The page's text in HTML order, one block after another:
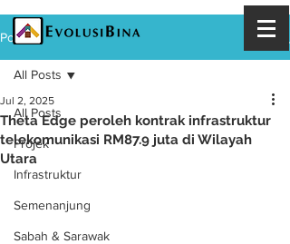
Post
All Posts
Projek
Infrastruktur
Semenanjung
Sabah & Sarawak
All Posts
Theta Edge peroleh kontrak infrastruktur
telekomunikasi RM87.9 juta di Wilayah
Utara
Jul 2, 2025